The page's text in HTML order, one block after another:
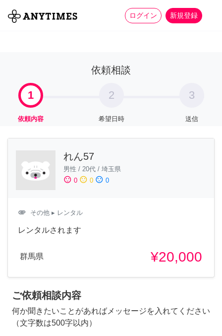
ログイン 新規登録
全て 家事 more_horiz
依頼相談
1
依頼内容
2
希望日時
3
送信
れん57
男性 / 20代 / 埼玉県
sentiment_satisfied 0 sentiment_neutral 0 sentiment_dissatisfied 0
attachment その他 ▸ レンタル
レンタルされます
群馬県 ¥20,000
ご依頼相談内容
何か聞きたいことがあればメッセージを入れてください
（文字数は500字以内）